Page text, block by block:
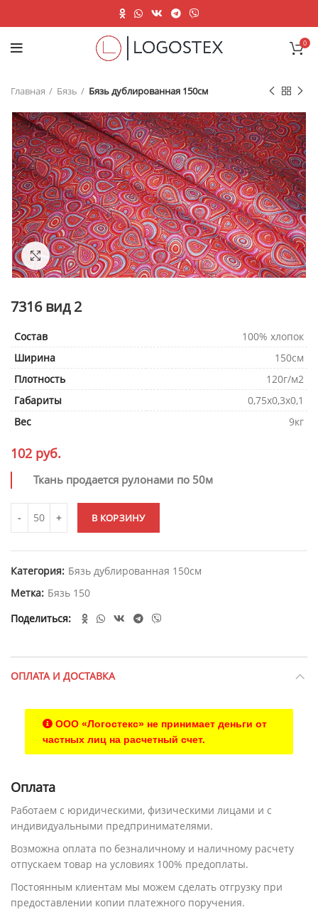
0
Главная Бязь Бязь дублированная 150см
Нажмите, чтобы увеличить
7316 вид 2
Состав
100% хлопок
Ширина
150см
Плотность
120г/м2
Габариты
0,75х0,3х0,1
Вес
9кг
102 руб.
Ткань продается рулонами по 50м
В КОРЗИНУ
Категория: Бязь дублированная 150см
Метка: Бязь 150
Поделиться
ОПЛАТА И ДОСТАВКА
ООО «Логостекс» не принимает деньги от
частных лиц на расчетный счет.
Оплата
Работаем с юридическими, физическими лицами и с
индивидуальными предпринимателями.
Возможна оплата по безналичному и наличному расчету
отпускаем товар на условиях 100% предоплаты.
Постоянным клиентам мы можем сделать отгрузку при
предоставлении копии платежного поручения.